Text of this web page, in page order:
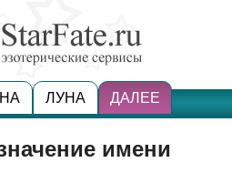
ЛУНА ДАЛЕЕ
имени